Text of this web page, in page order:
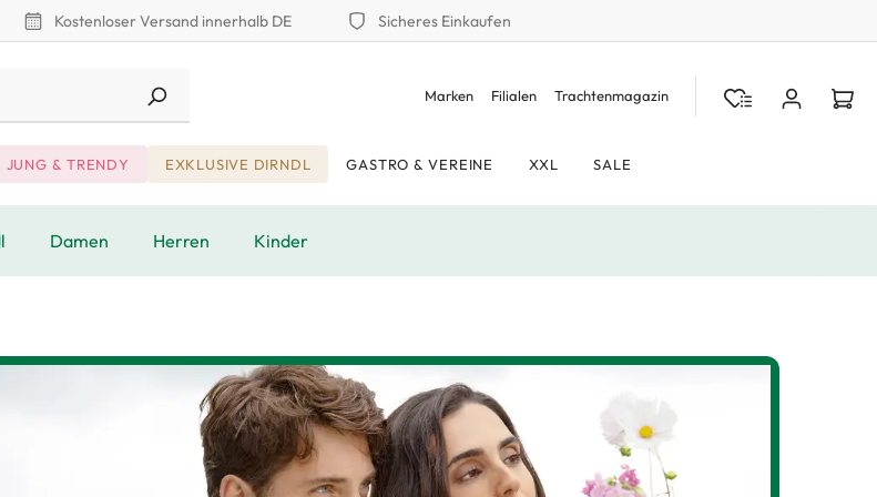
Kostenloser Versand innerhalb DE Sicheres Einkaufen
Marken Filialen Trachtenmagazin
JUNG & TRENDY EXKLUSIVE DIRNDL GASTRO & VEREINE XXL SALE
Damen Herren Kinder